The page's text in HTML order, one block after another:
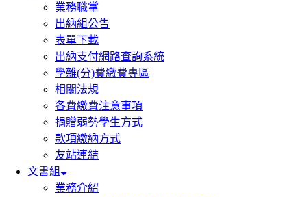
業務職掌
出納組公告
表單下載
出納支付網路查詢系統
學雜(分)費繳費專區
相關法規
各費繳費注意事項
捐贈弱勢學生方式
款項繳納方式
友站連結
文書組
業務介紹